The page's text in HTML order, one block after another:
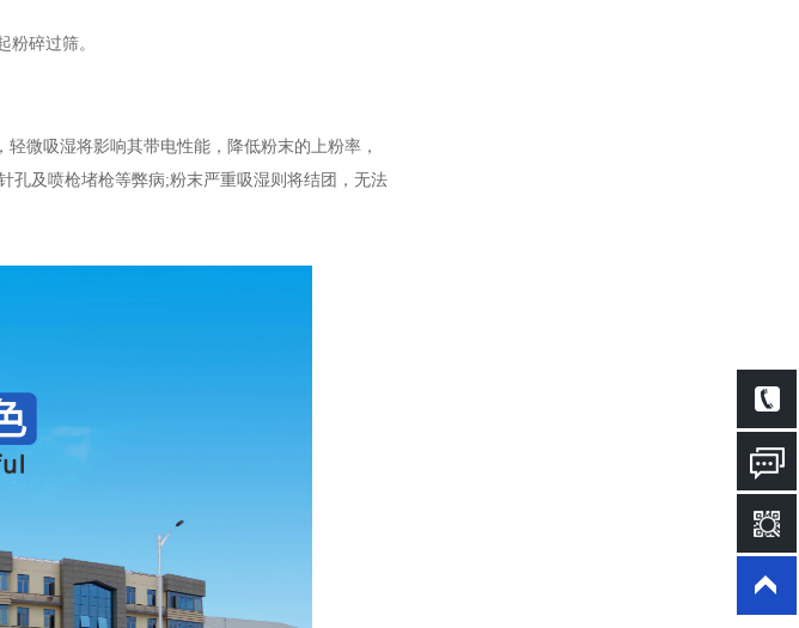
碎过筛。
微吸湿将影响其带电性能，降低粉末的上粉率，
孔及喷枪堵枪等弊病;粉末严重吸湿则将结团，无法